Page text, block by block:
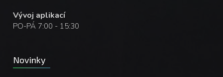
Vývoj aplikací
PO-PÁ 7:00 - 15:30
Novinky